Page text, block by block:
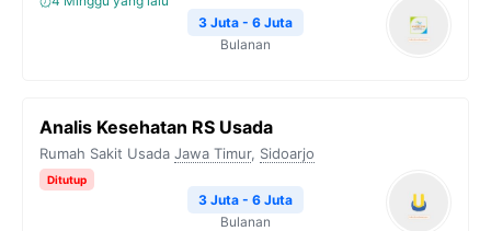
3 Juta - 6 Juta
Bulanan
Analis Kesehatan RS Usada
Rumah Sakit Usada Jawa Timur, Sidoarjo
Ditutup
3 Juta - 6 Juta
Bulanan